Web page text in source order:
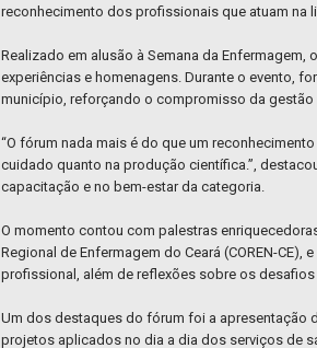
reconhecimento dos profissionais que atuam na
Realizado em alusão à Semana da
experiências e homenagens. Durante o evento,
município, reforçando o compromisso da gestão
“O fórum nada mais é do que um
cuidado quanto na produção científica.”,
capacitação e no bem-estar da categoria.
O momento contou com palestras
Regional de Enfermagem do Ceará (COREN-
profissional, além de reflexões sobre os
Um dos destaques do fórum foi a apresentação
projetos aplicados no dia a dia dos serviços de